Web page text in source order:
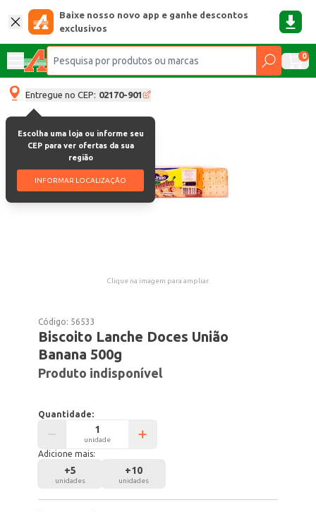
Baixe nosso novo app e ganhe descontos
exclusivos
0
Entregue no CEP: 02170-901
Escolha uma loja ou informe seu
CEP para ver ofertas da sua
região
INFORMAR LOCALIZAÇÃO
Clique na imagem para ampliar.
Código: 56533
Biscoito Lanche Doces União
Banana 500g
Produto indisponível
Quantidade:
unidade
Adicione mais:
+5
unidades
+10
unidades